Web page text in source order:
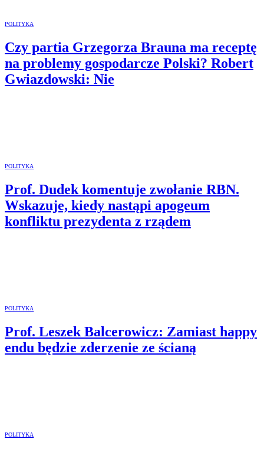
POLITYKA
Czy partia Grzegorza Brauna ma receptę
na problemy gospodarcze Polski? Robert
Gwiazdowski: Nie
POLITYKA
Prof. Dudek komentuje zwołanie RBN.
Wskazuje, kiedy nastąpi apogeum
konfliktu prezydenta z rządem
POLITYKA
Prof. Leszek Balcerowicz: Zamiast happy
endu będzie zderzenie ze ścianą
POLITYKA